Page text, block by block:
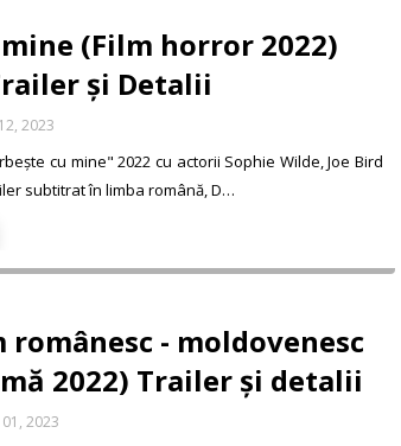
(Film horror 2022)
și Detalii
2023
cu mine" 2022 cu actorii Sophie Wilde, Joe Bird
subtitrat în limba română, D…
românesc - moldovenesc
2022) Trailer și detalii
2023